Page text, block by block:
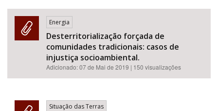
Energia
Desterritorialização forçada de
comunidades tradicionais: casos de
injustiça socioambiental.
Adicionado:07 de Mai de 2019 | 150 visualizações
Situação das Terras